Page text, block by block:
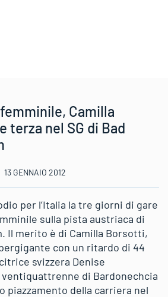
Camilla
terza nel SG di Bad
13 GENNAIO 2012
per l’Italia la tre giorni di gare
sulla pista austriaca di
Il merito è di Camilla Borsotti,
con un ritardo di 44
svizzera Denise
ventiquattrenne di Bardonechcia
piazzamento della carriera nel